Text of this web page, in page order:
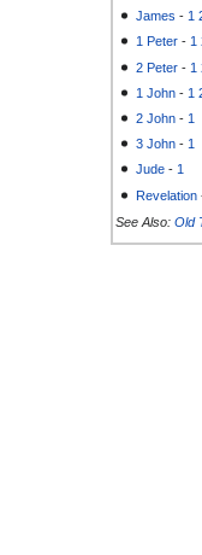
James - 1
1 Peter - 1
2 Peter - 1
1 John - 1
2 John - 1
3 John - 1
Jude - 1
Revelation
See Also: Old